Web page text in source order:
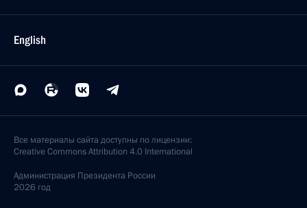
English
Все материалы сайта доступны по лицензии:
Creative Commons Attribution 4.0 International
Администрация Президента России
2026 год